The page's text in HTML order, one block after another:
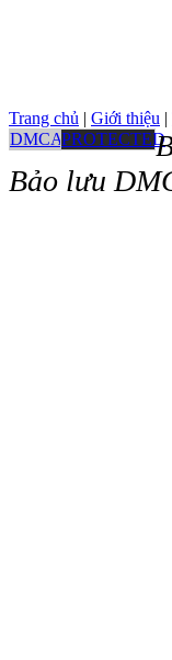
Trang chủ | Giới thiệu |
DMCAPROTECTED
Bảo lưu